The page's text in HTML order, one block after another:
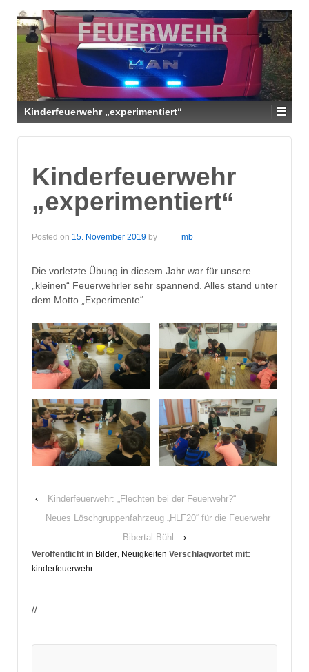
Kinderfeuerwehr „experimentiert“
Kinderfeuerwehr
„experimentiert“
Posted on 15. November 2019 by mb
Die vorletzte Übung in diesem Jahr war für unsere
„kleinen“ Feuerwehrler sehr spannend. Alles stand unter
dem Motto „Experimente“.
‹
Kinderfeuerwehr: „Flechten bei der Feuerwehr?“
Neues Löschgruppenfahrzeug „HLF20“ für die Feuerwehr
Bibertal-Bühl
›
Veröffentlicht in Bilder, Neuigkeiten Verschlagwortet mit:
kinderfeuerwehr
//